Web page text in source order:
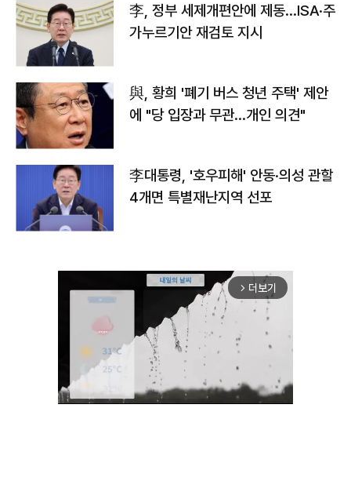
李, 정부 세제개편안에 제동…ISA·주
가누르기안 재검토 지시
與, 황희 '폐기 버스 청년 주택' 제안
에 "당 입장과 무관…개인 의견"
李대통령, '호우피해' 안동·의성 관할
4개면 특별재난지역 선포
arrow_forward_ios 더보기